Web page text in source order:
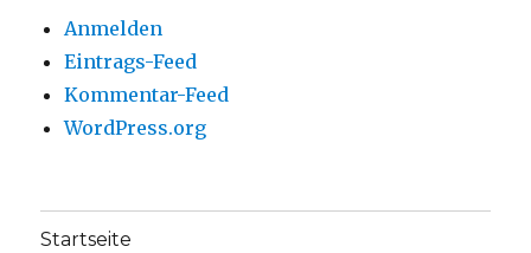
Anmelden
Eintrags-Feed
Kommentar-Feed
WordPress.org
Startseite